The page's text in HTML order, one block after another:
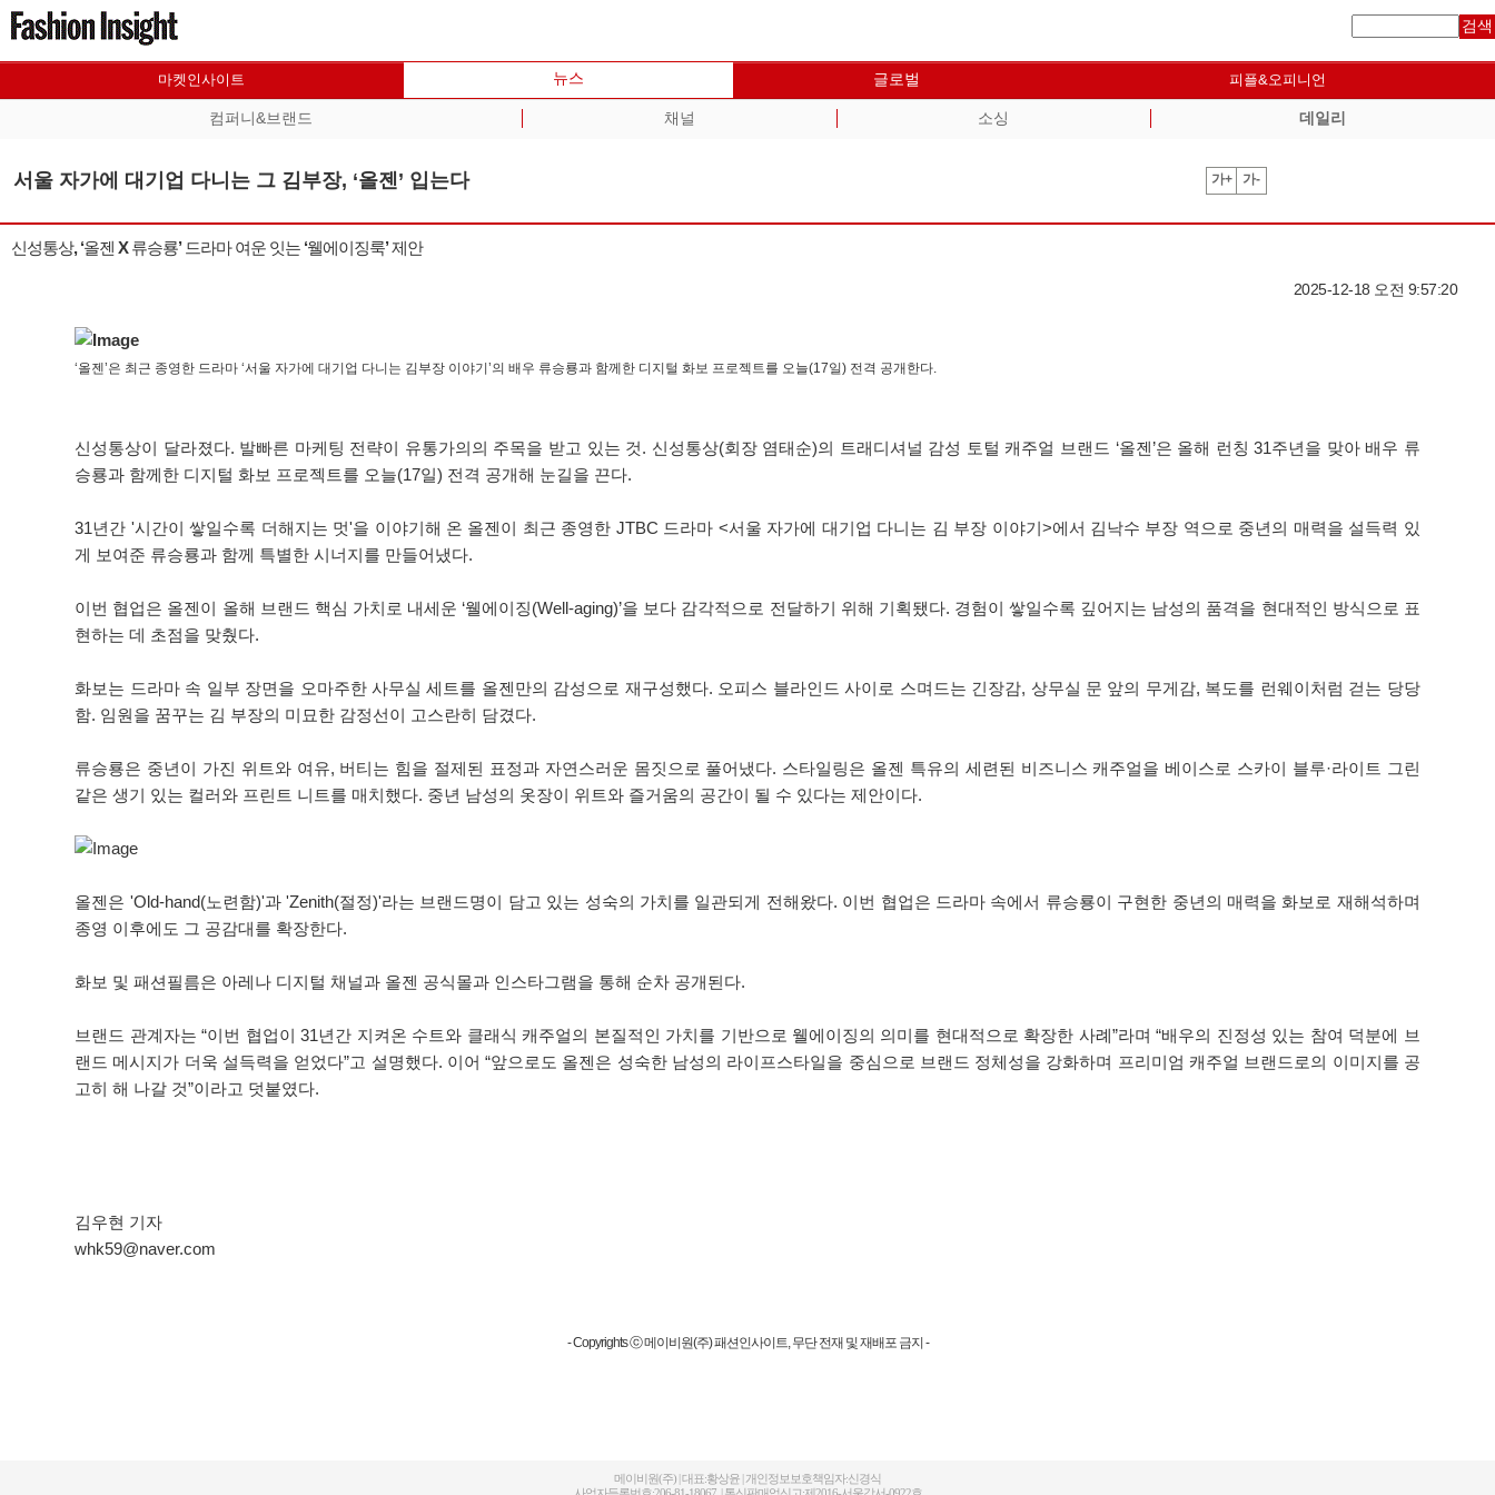
검색
마켓인사이트 뉴스 글로벌 피플&오피니언
컴퍼니&브랜드 채널 소싱 데일리
서울 자가에 대기업 다니는 그 김부장, ‘올젠’ 입는다 가+ 가-
신성통상, ‘올젠 X 류승룡’ 드라마 여운 잇는 ‘웰에이징룩’ 제안
2025-12-18 오전 9:57:20
‘올젠’은 최근 종영한 드라마 ‘서울 자가에 대기업 다니는 김부장 이야기’의 배우 류승룡과 함께한 디지털 화보 프로젝트를 오늘(17일) 전격 공개한다.
신성통상이 달라졌다. 발빠른 마케팅 전략이 유통가의의 주목을 받고 있는 것. 신성통상(회장 염태순)의 트래디셔널 감성 토털 캐주얼 브랜드 ‘올젠’은 올해 런칭 31주년을 맞아 배우 류
승룡과 함께한 디지털 화보 프로젝트를 오늘(17일) 전격 공개해 눈길을 끈다.
31년간 '시간이 쌓일수록 더해지는 멋'을 이야기해 온 올젠이 최근 종영한 JTBC 드라마 <서울 자가에 대기업 다니는 김 부장 이야기>에서 김낙수 부장 역으로 중년의 매력을 설득력 있
게 보여준 류승룡과 함께 특별한 시너지를 만들어냈다.
이번 협업은 올젠이 올해 브랜드 핵심 가치로 내세운 ‘웰에이징(Well-aging)’을 보다 감각적으로 전달하기 위해 기획됐다. 경험이 쌓일수록 깊어지는 남성의 품격을 현대적인 방식으로 표
현하는 데 초점을 맞췄다.
화보는 드라마 속 일부 장면을 오마주한 사무실 세트를 올젠만의 감성으로 재구성했다. 오피스 블라인드 사이로 스며드는 긴장감, 상무실 문 앞의 무게감, 복도를 런웨이처럼 걷는 당당
함. 임원을 꿈꾸는 김 부장의 미묘한 감정선이 고스란히 담겼다.
류승룡은 중년이 가진 위트와 여유, 버티는 힘을 절제된 표정과 자연스러운 몸짓으로 풀어냈다. 스타일링은 올젠 특유의 세련된 비즈니스 캐주얼을 베이스로 스카이 블루·라이트 그린
같은 생기 있는 컬러와 프린트 니트를 매치했다. 중년 남성의 옷장이 위트와 즐거움의 공간이 될 수 있다는 제안이다.
올젠은 'Old-hand(노련함)'과 'Zenith(절정)'라는 브랜드명이 담고 있는 성숙의 가치를 일관되게 전해왔다. 이번 협업은 드라마 속에서 류승룡이 구현한 중년의 매력을 화보로 재해석하며
종영 이후에도 그 공감대를 확장한다.
화보 및 패션필름은 아레나 디지털 채널과 올젠 공식몰과 인스타그램을 통해 순차 공개된다.
브랜드 관계자는 “이번 협업이 31년간 지켜온 수트와 클래식 캐주얼의 본질적인 가치를 기반으로 웰에이징의 의미를 현대적으로 확장한 사례”라며 “배우의 진정성 있는 참여 덕분에 브
랜드 메시지가 더욱 설득력을 얻었다”고 설명했다. 이어 “앞으로도 올젠은 성숙한 남성의 라이프스타일을 중심으로 브랜드 정체성을 강화하며 프리미엄 캐주얼 브랜드로의 이미지를 공
고히 해 나갈 것”이라고 덧붙였다.
김우현 기자
whk59@naver.com
- Copyrights ⓒ 메이비원(주) 패션인사이트, 무단 전재 및 재배포 금지 -
메이비원(주) | 대표:황상윤 | 개인정보보호책임자:신경식